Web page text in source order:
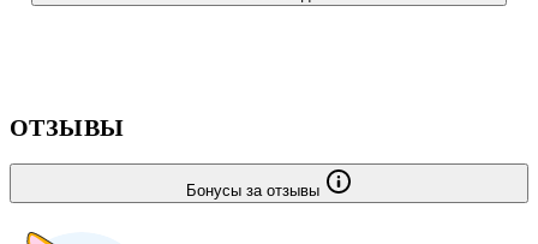
ОТЗЫВЫ
Бонусы за отзывы